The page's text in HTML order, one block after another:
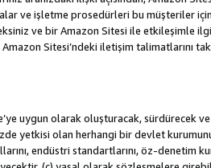
ve işletme prosedürleri bu müşteriler
ve bir Amazon Sitesi ile etkileşimle
Sitesi’ndeki iletişim talimatlarını
uygun olarak oluşturacak, sürdürecek
yetkisi olan herhangi bir devlet
endüstri standartlarını, öz-denetim